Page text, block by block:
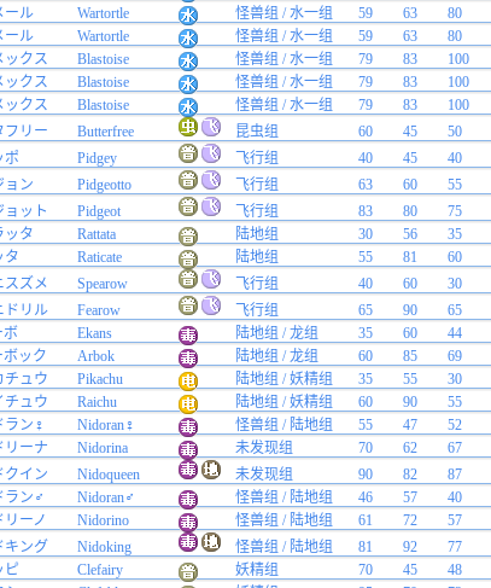
ール Wartortle 怪兽组 / 水一组 59 63 80
ール Wartortle 怪兽组 / 水一组 59 63 80
ックス Blastoise 怪兽组 / 水一组 79 83 100
ックス Blastoise 怪兽组 / 水一组 79 83 100
ックス Blastoise 怪兽组 / 水一组 79 83 100
フリー Butterfree 昆虫组 60 45 50
ポ Pidgey 飞行组 40 45 40
ョン Pidgeotto 飞行组 63 60 55
ョット Pidgeot 飞行组 83 80 75
ッタ Rattata 陆地组 30 56 35
タ Raticate 陆地组 55 81 60
スズメ Spearow 飞行组 40 60 30
ドリル Fearow 飞行组 65 90 65
ボ Ekans 陆地组 / 龙组 35 60 44
ボック Arbok 陆地组 / 龙组 60 85 69
チュウ Pikachu 陆地组 / 妖精组 35 55 30
チュウ Raichu 陆地组 / 妖精组 60 90 55
ラン♀ Nidoran♀ 怪兽组 / 陆地组 55 47 52
リーナ Nidorina 未发现组 70 62 67
クイン Nidoqueen 未发现组 90 82 87
ラン♂ Nidoran♂ 怪兽组 / 陆地组 46 57 40
リーノ Nidorino 怪兽组 / 陆地组 61 72 57
キング Nidoking 怪兽组 / 陆地组 81 92 77
ピ Clefairy 妖精组 70 45 48